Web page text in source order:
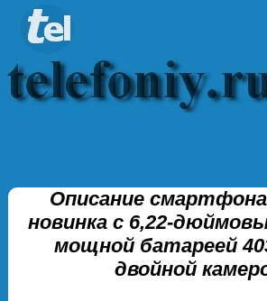
Описание смартфона
новинка с 6,22-
мощной батареей
двойной